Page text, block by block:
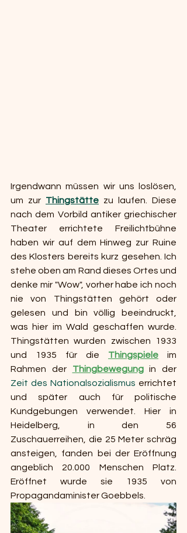
Irgendwann müssen wir uns loslösen,
um zur Thingstätte zu laufen. Diese
nach dem Vorbild antiker griechischer
Theater errichtete Freilichtbühne
haben wir auf dem Hinweg zur Ruine
des Klosters bereits kurz gesehen. Ich
stehe oben am Rand dieses Ortes und
denke mir "Wow", vorher habe ich noch
nie von Thingstätten gehört oder
gelesen und bin völlig beeindruckt,
was hier im Wald geschaffen wurde.
Thingstätten wurden zwischen 1933
und 1935 für die Thingspiele im
Rahmen der Thingbewegung
Zeit des Nationalsozialismus errichtet
und später auch für politische
Kundgebungen verwendet. Hier in
Heidelberg, in den 56
Zuschauerreihen, die 25 Meter schräg
ansteigen, fanden bei der Eröffnung
angeblich 20.000 Menschen Platz.
Eröffnet wurde sie 1935 von
Propagandaminister Goebbels.